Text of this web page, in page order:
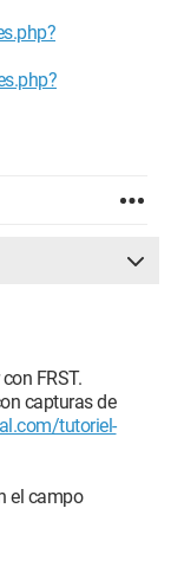
FRST.
capturas de
tutoriel-
el campo